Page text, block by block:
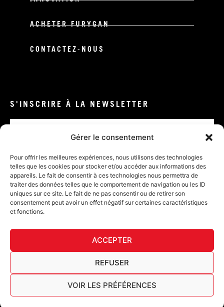
Gérer le consentement
Pour offrir les meilleures expériences, nous utilisons des technologies
telles que les cookies pour stocker et/ou accéder aux informations des
appareils. Le fait de consentir à ces technologies nous permettra de
traiter des données telles que le comportement de navigation ou les ID
uniques sur ce site. Le fait de ne pas consentir ou de retirer son
consentement peut avoir un effet négatif sur certaines caractéristiques
et fonctions.
ACCEPTER
REFUSER
VOIR LES PRÉFÉRENCES
ACHETER FURYGAN
CONTACTEZ-NOUS
S'INSCRIRE À LA NEWSLETTER
Email
FURY TIPS